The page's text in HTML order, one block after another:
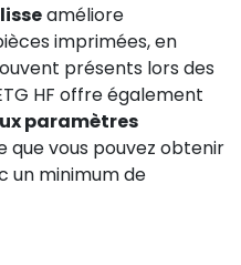
améliore
imprimées, en
présents lors des
HF offre également
paramètres
que vous pouvez obtenir
un minimum de